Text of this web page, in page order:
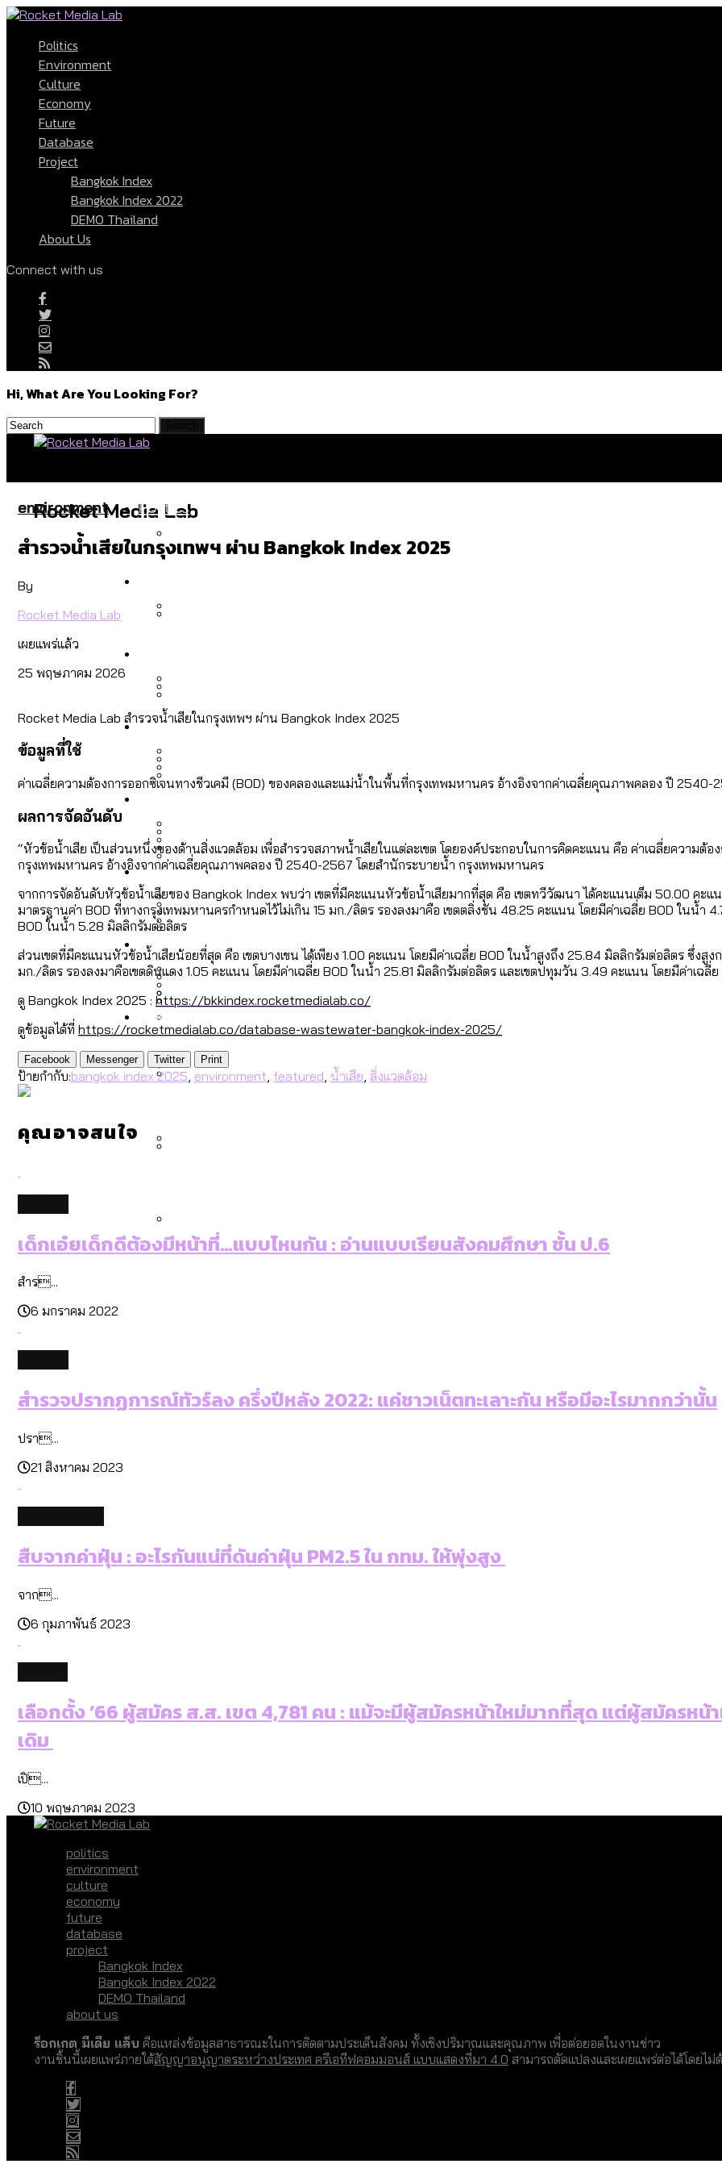
Politics
Environment
Culture
Economy
Future
Database
Project
Bangkok Index
Bangkok Index 2022
DEMO Thailand
About Us
Connect with us
Hi, What Are You Looking For?
Rocket Media Lab
Politics
สมุดจดการบ้าน ส.ก. 2569 : แต่ละเขตมีปัญหาอะไรที่ ส.ก. ต้องทำการบ้าน
กทม. มีอำนาจแค่ไหน ในการแก้ปัญหาให้คนที่อาศัยอยู่ในกรุงเทพฯ
สวนสาธารณะและพื้นที่สีเขียวใน กทม. เพิ่มขึ้นและเข้าถึงได้มากน้อยแค่ไหน
ขยะของคน กทม. ที่ยังถูกนำไปทิ้งที่ ฉะเชิงเทรา นครปฐม และล่าสุดที่กาญจนบุรี
งบระบายน้ำ-ป้องกันน้ำท่วม 4 ปี (2566-2569) ของ กทม. ในยุคชัชชาติ ลงเขตไหน ท
โลกใบเดียว สิทธิไม่เท่ากัน: กฎหมายการรับรองเพศของ Transgender ทั่วโลก ประเท
สำรวจ Hate Speech ที่ถูกผลิตซ้ำผ่านวิดีโอ AI ในช่วงความขัดแย้งไทย-กัมพูชา [ข้
ความเกลียดชังที่ขายได้ : สำรวจ Hate Speech ที่ถูกผลิตซ้ำผ่านวิดีโอ AI ในช่วงค
กรุงเทพฯ เมืองคอนเสิร์ต : สำรวจคอนเสิร์ตและแฟนมีตติ้งในไทยจำนวน 526 งาน
ปีนกำแพงส่องซีรีส์จีน: จีนส่งออกภาพลักษณ์แบบไหนสู่สายตาโลก
Economy
เมกะโปรเจ็กต์ของ กทม. ในช่วงที่มีการใช้งบคาบเกี่ยวในยุคชัชชาติ มีอะไร ใช้งบแค่ไ
ค่าฝุ่นในกรุงเทพฯ 2025 เทียบกับจำนวนควันบุหรี่ที่เข้าปอด [ข้อมูลดิบ]
สำรวจเศรษฐกิจในกรุงเทพฯ ผ่าน Bangkok Index 2025
สำรวจงบประมาณรายเขตในกรุงเทพฯ ผ่าน Bangkok Index 2025
สังคมผู้สูงอายุไทย [ข้อมูลดิบ]
สำรวจสังคมผู้สูงอายุไทย : 6 จังหวัดเป็นสังคมสูงวัยระดับสุดยอด และ 64 จังหวัดที่ต
กรุงเทพฯ เมืองสังคมผู้สูงอายุ [ข้อมูลดิบ]
Database
สังคมผู้สูงอายุไทย [ข้อมูลดิบ]
สำรวจเหตุไฟไหม้ในกรุงเทพฯ 2568 [ข้อมูลดิบ]
สวนสาธารณะและพื้นที่สีเขียวใน กทม. [ข้อมูลดิบ]
Project
Bangkok Index
Bangkok Index 2022
DEMO Thailand
About Us
environment
สำรวจน้ำเสียในกรุงเทพฯ ผ่าน Bangkok Index 2025
By
Rocket Media Lab
เผยแพร่แล้ว
25 พฤษภาคม 2026
Rocket Media Lab สำรวจน้ำเสียในกรุงเทพฯ ผ่าน Bangkok Index 2025
ข้อมูลที่ใช้
ค่าเฉลี่ยความต้องการออกซิเจนทางชีวเคมี (BOD) ของคลองและแม่น้ำในพื้นที่กรุงเทพมหานคร อ้างอิงจากค่าเฉลี่ยคุณภาพคลอง ปี
ผลการจัดอันดับ
“หัวข้อน้ำเสีย เป็นส่วนหนึ่งของด้านสิ่งแวดล้อม เพื่อสำรวจสภาพน้ำเสียในแต่ละเขต โดยองค์ประกอบในการคิดคะแนน คือ ค่าเฉลี่ยความต้
กรุงเทพมหานคร อ้างอิงจากค่าเฉลี่ยคุณภาพคลอง ปี 2540-2567 โดยสำนักระบายน้ำ กรุงเทพมหานคร
จากการจัดอันดับหัวข้อน้ำเสียของ Bangkok Index พบว่า เขตที่มีคะแนนหัวข้อน้ำเสียมากที่สุด คือ เขตทวีวัฒนา ได้คะแนนเต็ม 50.00 คะแ
มาตรฐานค่า BOD ที่ทางกรุงเทพมหานครกำหนดไว้ไม่เกิน 15 มก./ลิตร รองลงมาคือ เขตตลิ่งชัน 48.25 คะแนน โดยมีค่าเฉลี่ย BOD ในน้ำ
BOD ในน้ำ 5.28 มิลลิกรัมต่อลิตร
ส่วนเขตที่มีคะแนนหัวข้อน้ำเสียน้อยที่สุด คือ เขตบางเขน ได้เพียง 1.00 คะแนน โดยมีค่าเฉลี่ย BOD ในน้ำสูงถึง 25.84 มิลลิกรัมต่อลิตร ซึ่งสู
มก./ลิตร รองลงมาคือเขตดินแดง 1.05 คะแนน โดยมีค่าเฉลี่ย BOD ในน้ำ 25.81 มิลลิกรัมต่อลิตร และเขตปทุมวัน 3.49 คะแนน โดยมีค่าเฉลี่
ดู Bangkok Index 2025 : https://bkkindex.rocketmedialab.co/
ดูข้อมูลได้ที่ https://rocketmedialab.co/database-wastewater-bangkok-index-2025/
Facebook Messenger Twitter Print
ป้ายกำกับ:bangkok index 2025, environment, featured, น้ำเสีย, สิ่งแวดล้อม
คุณอาจสนใจ
เด็กเอ๋ยเด็กดีต้องมีหน้าที่…แบบไหนกัน : อ่านแบบเรียนสังคมศึกษา ชั้น ป.6
สำร...
6 มกราคม 2022
สำรวจปรากฏการณ์ทัวร์ลง ครึ่งปีหลัง 2022: แค่ชาวเน็ตทะเลาะกัน หรือมีอะไรมากกว่านั้น
ปรา...
21 สิงหาคม 2023
สืบจากค่าฝุ่น : อะไรกันแน่ที่ดันค่าฝุ่น PM2.5 ใน กทม. ให้พุ่งสูง
จาก...
6 กุมภาพันธ์ 2023
เลือกตั้ง ’66 ผู้สมัคร ส.ส. เขต 4,781 คน : แม้จะมีผู้สมัครหน้าใหม่มากที่สุด แต่ผู้สมัครห
เดิม
เปิ...
10 พฤษภาคม 2023
politics
environment
culture
economy
future
database
project
Bangkok Index
Bangkok Index 2022
DEMO Thailand
about us
ร็อกเกต มีเดีย แล็บ คือแหล่งข้อมูลสาธารณะในการติดตามประเด็นสังคม ทั้งเชิงปริมาณและคุณภาพ เพื่อต่อยอดในงานข่าว
งานชิ้นนี้เผยแพร่ภายใต้สัญญาอนุญาตระหว่างประเทศ ครีเอทีฟคอมมอนส์ แบบแสดงที่มา 4.0 สามารถดัดแปลงและเผยแพร่ต่อได้โดย